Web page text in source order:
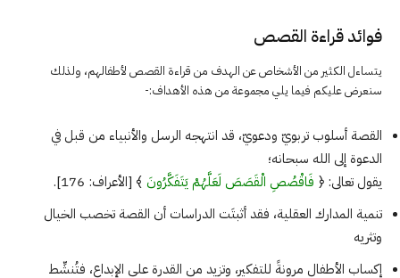
فوائد قراءة القصص
يتساءل الكثير من الأشخاص عن الهدف من قراءة القصص لأطفالهم، ولذلك
سنعرض عليكم فيما يلي مجموعة من هذه الأهداف:-
القصة أسلوب تربويّ ودعويّ، قد انتهجه الرسل والأنبياء من قبل في
الدعوة إلى الله سبحانه؛
يقول تعالى: ﴿ فَاقْصُصِ الْقَصَصَ لَعَلَّهُمْ يَتَفَكَّرُونَ ﴾ [الأعراف: 176].
تنمية المدارك العقلية، فقد أثبتَت الدراسات أن القصة تخصب الخيال
وتثريه
إكساب الأطفال مرونةً للتفكير، وتزيد من القدرة على الإبداع، فتُنشِّط